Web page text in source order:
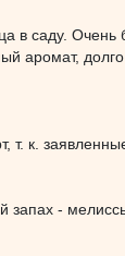
в саду.
аромат,
т. к.
запах -